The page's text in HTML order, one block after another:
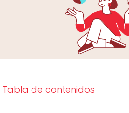
Tabla de contenidos